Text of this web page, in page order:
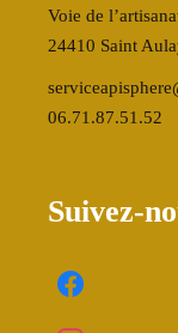
Voie de
24410 Saint
06.71.87.51.52
Suivez-